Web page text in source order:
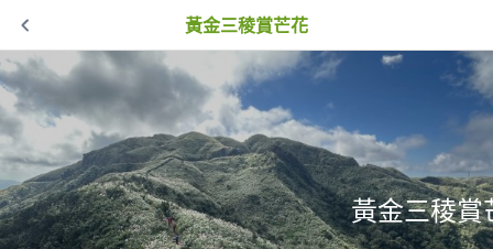
黃金三稜賞芒花
黃金三稜賞